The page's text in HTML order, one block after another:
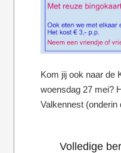
Kom jij ook naar de
woensdag 27 mei?
Valkennest
Volledige